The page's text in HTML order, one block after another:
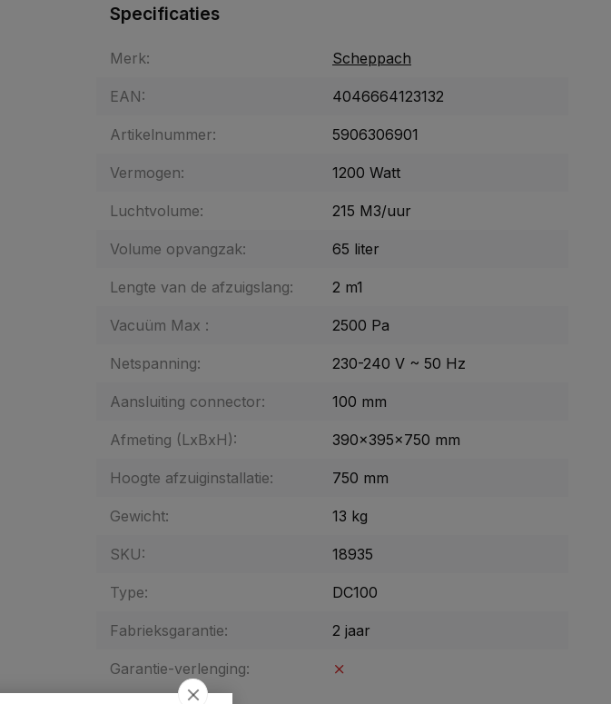
Specificaties
Merk: Scheppach
EAN: 4046664123132
Artikelnummer: 5906306901
Vermogen: 1200 Watt
Luchtvolume: 215 M3/uur
Volume opvangzak: 65 liter
Lengte van de afzuigslang: 2 m1
Vacuüm Max : 2500 Pa
Netspanning: 230-240 V ~ 50 Hz
Aansluiting connector: 100 mm
Afmeting (LxBxH): 390x395x750 mm
Hoogte afzuiginstallatie: 750 mm
Gewicht: 13 kg
SKU: 18935
Type: DC100
Fabrieksgarantie: 2 jaar
Garantie-verlenging: